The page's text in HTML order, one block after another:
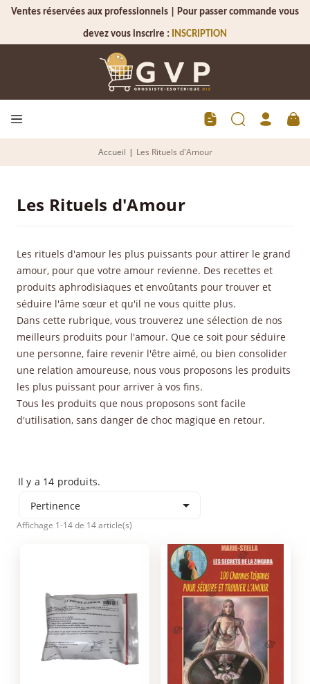
Ventes réservées aux professionnels | Pour passer commande vous
devez vous inscrire : INSCRIPTION
Accueil | Les Rituels d'Amour
Les Rituels d'Amour
Les rituels d'amour les plus puissants pour attirer le grand
amour, pour que votre amour revienne. Des recettes et
produits aphrodisiaques et envoûtants pour trouver et
séduire l'âme sœur et qu'il ne vous quitte plus.
Dans cette rubrique, vous trouverez une sélection de nos
meilleurs produits pour l'amour. Que ce soit pour séduire
une personne, faire revenir l'être aimé, ou bien consolider
une relation amoureuse, nous vous proposons les produits
les plus puissant pour arriver à vos fins.
Tous les produits que nous proposons sont facile
d'utilisation, sans danger de choc magique en retour.
Il y a 14 produits.
Pertinence

Affichage 1-14 de 14 article(s)